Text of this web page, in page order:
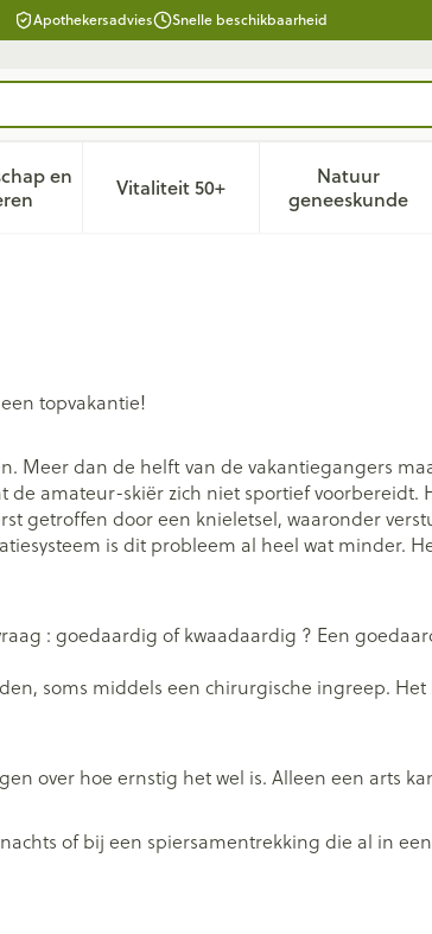
Apothekersadvies Snelle beschikbaarheid
en hygiëne categorie
voeding en vitamines categorie
en
submenu voor Zwangerschap en kinderen
Vitaliteit 50+Toon submenu voor Vitaliteit
Natuur
geneeskunde
Toon
topvakantie!
Meer dan de helft van de vakantiegangers
amateur-skiër zich niet sportief
getroffen door een knieletsel, waaronder
is dit probleem al heel wat minder.
: goedaardig of kwaadaardig ? Een
soms middels een chirurgische ingreep.
over hoe ernstig het wel is. Alleen een arts
of bij een spiersamentrekking die al in